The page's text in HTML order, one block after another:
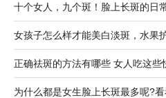
十个女人，九个斑！脸上长斑的日
女孩子怎么样才能美白淡斑，水果
正确祛斑的方法有哪些 女人吃这些
为什么都是女生脸上长斑最多呢?